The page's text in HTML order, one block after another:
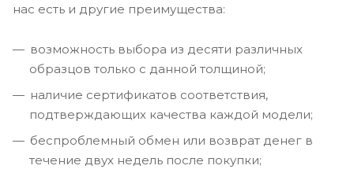
нас есть и другие преимущества:
возможность выбора из десяти различных
образцов только с данной толщиной;
наличие сертификатов соответствия,
подтверждающих качества каждой модели;
беспроблемный обмен или возврат денег в
течение двух недель после покупки;